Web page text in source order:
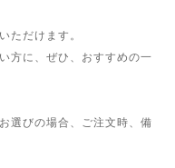
ただけます。
方に、ぜひ、おすすめの一
選びの場合、ご注文時、備